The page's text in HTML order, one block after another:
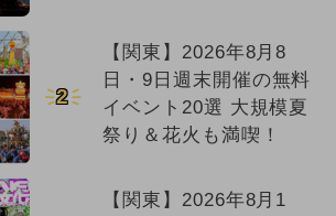
2
【関東】2026年8月8
日・9日週末開催の無料
イベント20選 大規模夏
祭り＆花火も満喫！
【関東】2026年8月1